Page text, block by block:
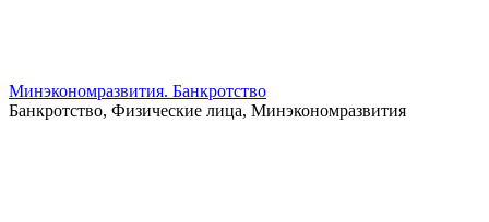
Минэкономразвития. Банкротство
Банкротство, Физические лица, Минэкономразвития